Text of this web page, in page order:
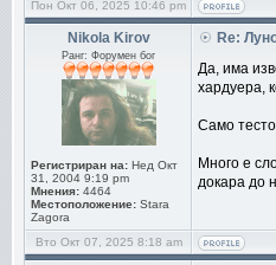
Пон Окт 06, 2025 10:46 pm
Nikola Kirov
Ранг: Форумен бог
Регистриран на: Нед Окт
31, 2004 9:19 pm
Мнения: 4464
Местоположение: Stara
Zagora
Re:
Да, има
хардуера,
Само
Много е
докара до
Вто Окт 07, 2025 8:18 am